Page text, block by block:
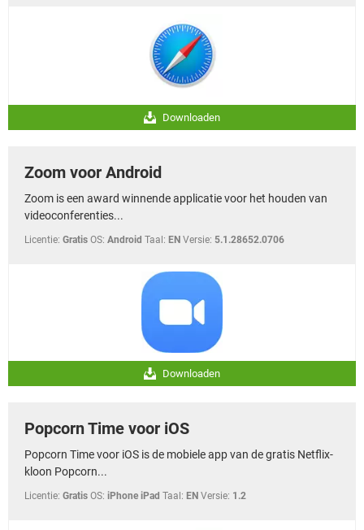
Downloaden
Zoom voor Android
Zoom is een award winnende applicatie voor het houden van
videoconferenties...
Licentie: Gratis OS: Android Taal: EN Versie: 5.1.28652.0706
Downloaden
Popcorn Time voor iOS
Popcorn Time voor iOS is de mobiele app van de gratis Netflix-
kloon Popcorn...
Licentie: Gratis OS: iPhone iPad Taal: EN Versie: 1.2